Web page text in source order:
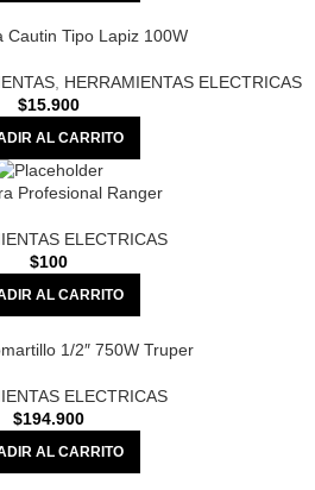
Cautin Tipo Lapiz 100W
HERRAMIENTAS ELECTRICAS
$15.900
AL CARRITO
Profesional Ranger
ELECTRICAS
$100
AL CARRITO
1/2″ 750W Truper
ELECTRICAS
$194.900
AL CARRITO